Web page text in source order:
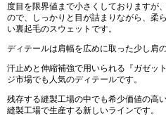
度目を限界値まで小さくしておりますが
ので、しっかりと目が詰まりながら、柔
い裏起毛のスウェットです。
ディテールは肩幅を広めに取った少し肩
汗止めと伸縮補強で用いられる『ガゼッ
ジ市場でも人気のディテールです。
残存する縫製工場の中でも希少価値の高
縫製工場で生産する新しいラインです。